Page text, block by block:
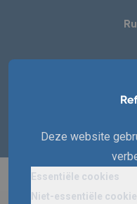
Deze website
Essentiële cookies
Niet-essentiële